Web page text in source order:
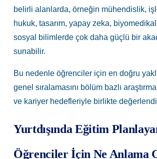
belirli alanlarda, örneğin mühendislik,
hukuk, tasarım, yapay zeka,
sosyal bilimlerde çok daha güçlü bir
sunabilir.
Bu nedenle öğrenciler için en doğru
genel sıralamasını bölüm bazlı
ve kariyer hedefleriyle birlikte
Yurtdışında Eğitim
Öğrenciler İçin Ne Anlama